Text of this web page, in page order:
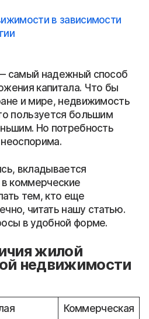
в зависимости
самый надежный способ
капитала. Что бы
и мире, недвижимость
пользуется большим
Но потребность
вкладывается
коммерческие
тем, кто еще
читать нашу статью.
в удобной форме.
жилой
недвижимости
Коммерческая